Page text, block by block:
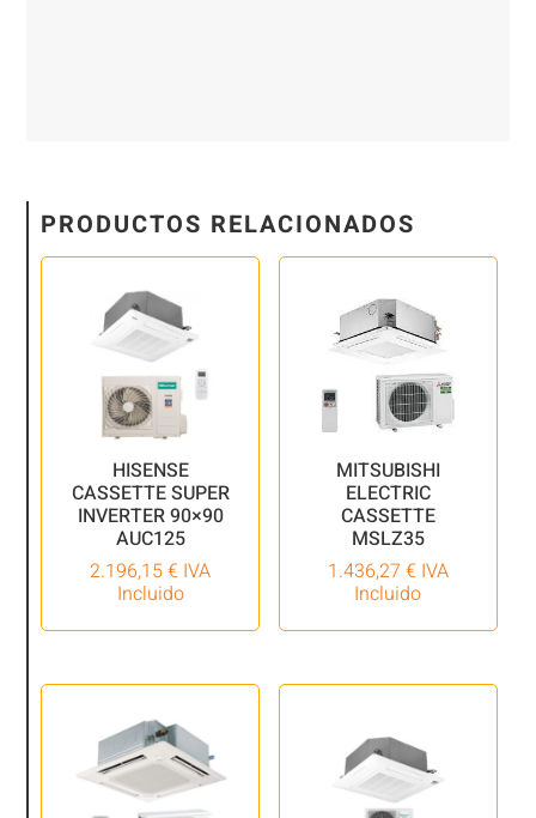
PRODUCTOS RELACIONADOS
HISENSE
CASSETTE SUPER
INVERTER 90×90
AUC125
2.196,15€ IVA
Incluido
MITSUBISHI
ELECTRIC
CASSETTE
MSLZ35
1.436,27 € IVA
Incluido